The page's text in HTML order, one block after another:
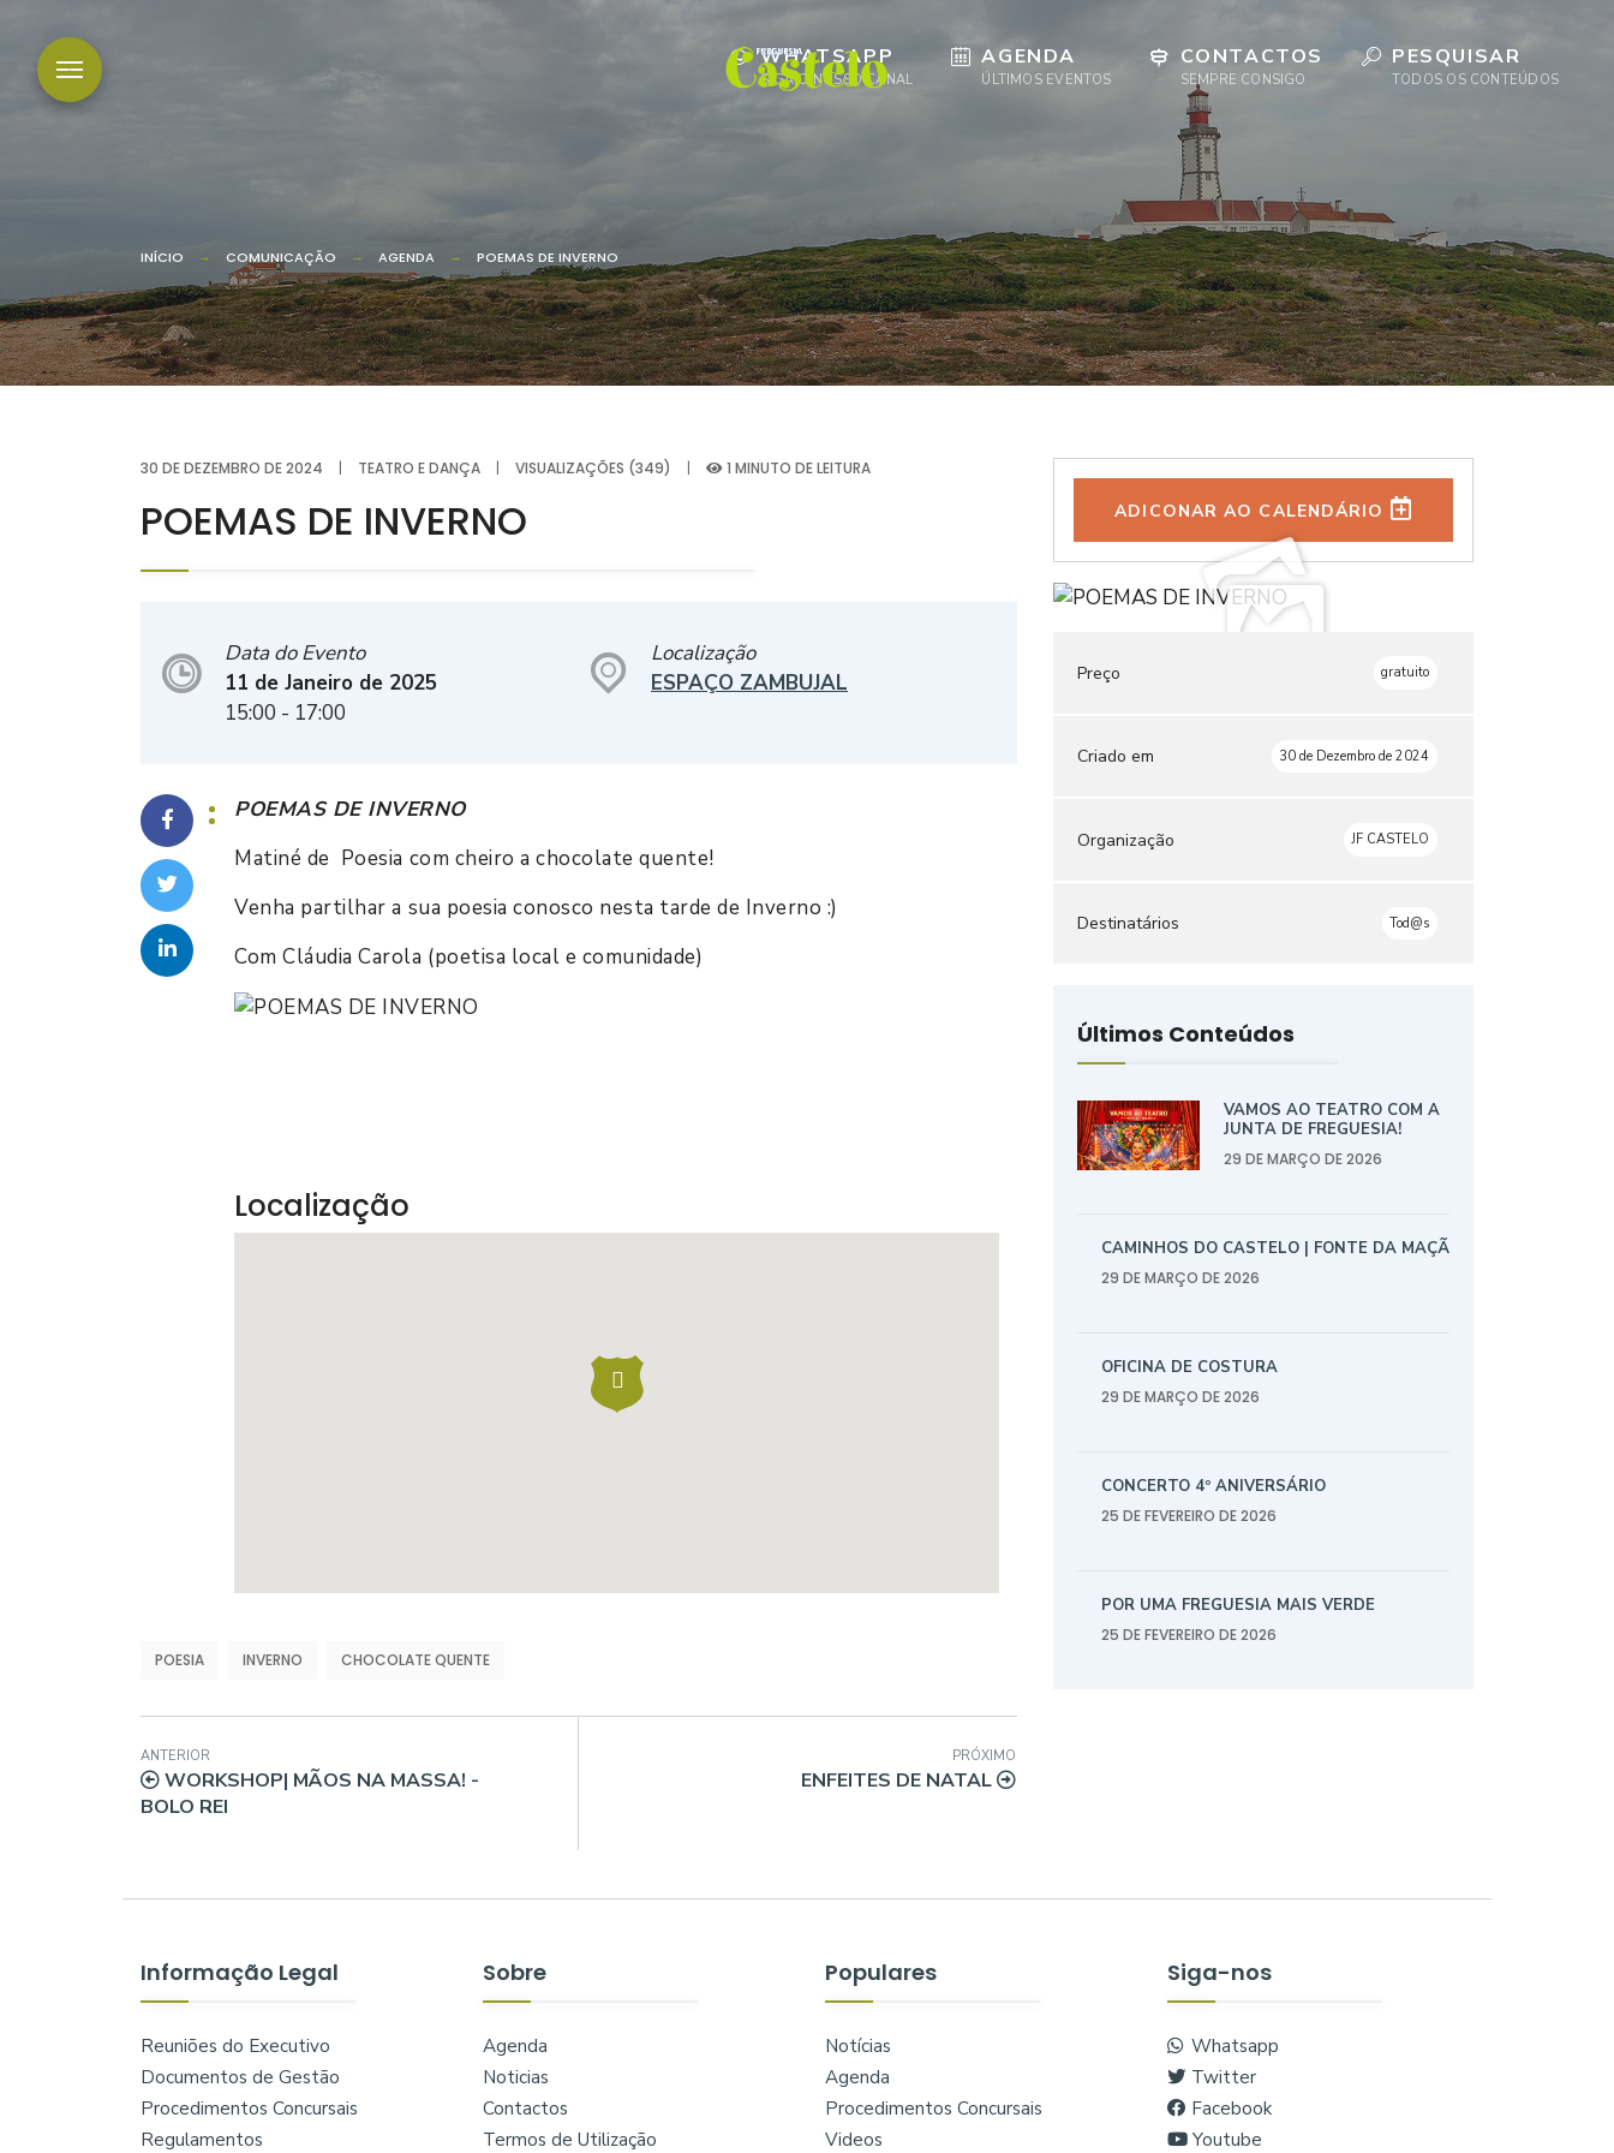
WHATSAPP
SIGA O NOSSO CANAL
AGENDA
ÚLTIMOS EVENTOS
CONTACTOS
SEMPRE CONSIGO
PESQUISAR
TODOS OS CONTEÚDOS
INÍCIO COMUNICAÇÃO AGENDA POEMAS DE INVERNO
30 DE DEZEMBRO DE 2024 | TEATRO E DANÇA | VISUALIZAÇÕES (349) | 1 MINUTO DE LEITURA
POEMAS DE INVERNO
Data do Evento
11 de Janeiro de 2025
15:00 - 17:00
Localização
ESPAÇO ZAMBUJAL
POEMAS DE INVERNO
Matiné de Poesia com cheiro a chocolate quente!
Venha partilhar a sua poesia conosco nesta tarde de Inverno :)
Com Cláudia Carola (poetisa local e comunidade)
Localização
POESIA INVERNO CHOCOLATE QUENTE
ANTERIOR
WORKSHOP| MÃOS NA MASSA! -
BOLO REI
PRÓXIMO
ENFEITES DE NATAL
ADICONAR AO CALENDÁRIO
Preço gratuito
Criado em 30 de Dezembro de 2024
Organização JF CASTELO
Destinatários Tod@s
Últimos Conteúdos
VAMOS AO TEATRO COM A
JUNTA DE FREGUESIA!
29 DE MARÇO DE 2026
CAMINHOS DO CASTELO | FONTE DA MAÇÃ
29 DE MARÇO DE 2026
OFICINA DE COSTURA
29 DE MARÇO DE 2026
CONCERTO 4º ANIVERSÁRIO
25 DE FEVEREIRO DE 2026
POR UMA FREGUESIA MAIS VERDE
25 DE FEVEREIRO DE 2026
Informação Legal
Reuniões do Executivo
Documentos de Gestão
Procedimentos Concursais
Regulamentos
Sobre
Agenda
Noticias
Contactos
Termos de Utilização
Populares
Notícias
Agenda
Procedimentos Concursais
Videos
Siga-nos
Whatsapp
Twitter
Facebook
Youtube